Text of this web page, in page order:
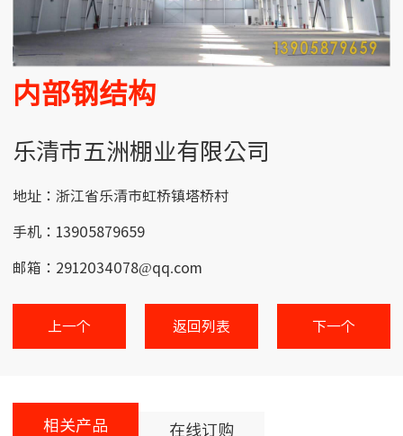
内部钢结构
乐清市五洲棚业有限公司
地址：浙江省乐清市虹桥镇塔桥村
手机：13905879659
邮箱：2912034078@qq.com
上一个 返回列表 下一个
相关产品 在线订购